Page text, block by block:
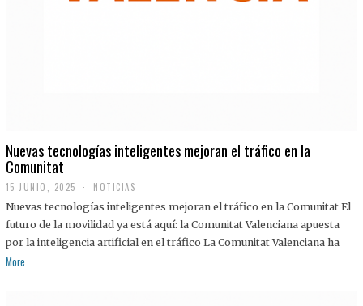
Nuevas tecnologías inteligentes mejoran el tráfico en la
Comunitat
15 JUNIO, 2025 NOTICIAS
Nuevas tecnologías inteligentes mejoran el tráfico en la Comunitat El
futuro de la movilidad ya está aquí: la Comunitat Valenciana apuesta
por la inteligencia artificial en el tráfico La Comunitat Valenciana ha
More